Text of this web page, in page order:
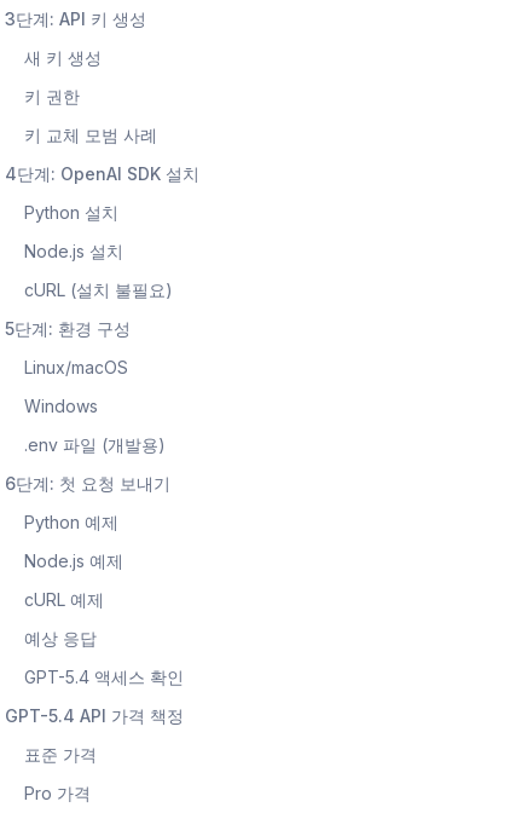
3단계: API 키 생성
새 키 생성
키 권한
키 교체 모범 사례
4단계: OpenAI SDK 설치
Python 설치
Node.js 설치
cURL (설치 불필요)
5단계: 환경 구성
Linux/macOS
Windows
.env 파일 (개발용)
6단계: 첫 요청 보내기
Python 예제
Node.js 예제
cURL 예제
예상 응답
GPT-5.4 액세스 확인
GPT-5.4 API 가격 책정
표준 가격
Pro 가격